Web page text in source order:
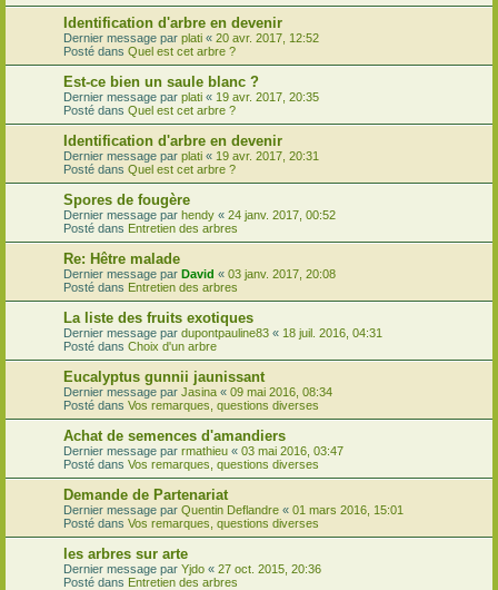
Identification d'arbre en devenir
Dernier message par plati « 20 avr. 2017, 12:52
Posté dans Quel est cet arbre ?
Est-ce bien un saule blanc ?
Dernier message par plati « 19 avr. 2017, 20:35
Posté dans Quel est cet arbre ?
Identification d'arbre en devenir
Dernier message par plati « 19 avr. 2017, 20:31
Posté dans Quel est cet arbre ?
Spores de fougère
Dernier message par hendy « 24 janv. 2017, 00:52
Posté dans Entretien des arbres
Re: Hêtre malade
Dernier message par David « 03 janv. 2017, 20:08
Posté dans Entretien des arbres
La liste des fruits exotiques
Dernier message par dupontpauline83 « 18 juil. 2016, 04:31
Posté dans Choix d'un arbre
Eucalyptus gunnii jaunissant
Dernier message par Jasina « 09 mai 2016, 08:34
Posté dans Vos remarques, questions diverses
Achat de semences d'amandiers
Dernier message par rmathieu « 03 mai 2016, 03:47
Posté dans Vos remarques, questions diverses
Demande de Partenariat
Dernier message par Quentin Deflandre « 01 mars 2016, 15:01
Posté dans Vos remarques, questions diverses
les arbres sur arte
Dernier message par Yjdo « 27 oct. 2015, 20:36
Posté dans Entretien des arbres